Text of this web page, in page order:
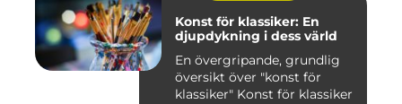
Konst för klassiker: En
djupdykning i dess värld
En övergripande, grundlig
översikt över "konst för
klassiker" Konst för klassiker